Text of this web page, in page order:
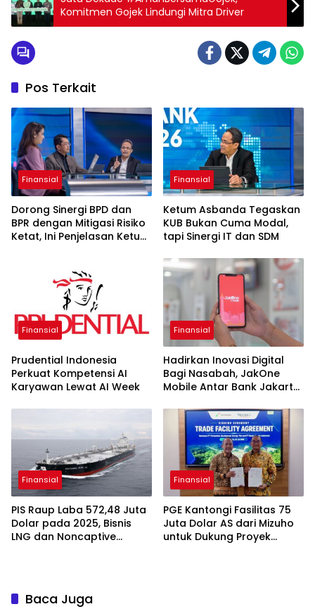
Komitmen Gojek Lindungi Mitra Driver
Pos Terkait
Finansial
Dorong Sinergi BPD dan
BPR dengan Mitigasi Risiko
Ketat, Ini Penjelasan Ketum
Finansial
Ketum Asbanda Tegaskan
KUB Bukan Cuma Modal,
tapi Sinergi IT dan SDM
Finansial
Prudential Indonesia
Perkuat Kompetensi AI
Karyawan Lewat AI Week
Finansial
Hadirkan Inovasi Digital
Bagi Nasabah, JakOne
Mobile Antar Bank Jakarta
Excellence Awards 2026
Finansial
PIS Raup Laba 572,48 Juta
Dolar pada 2025, Bisnis
LNG dan Noncaptive
Finansial
PGE Kantongi Fasilitas 75
Juta Dolar AS dari Mizuho
untuk Dukung Proyek
Baca Juga